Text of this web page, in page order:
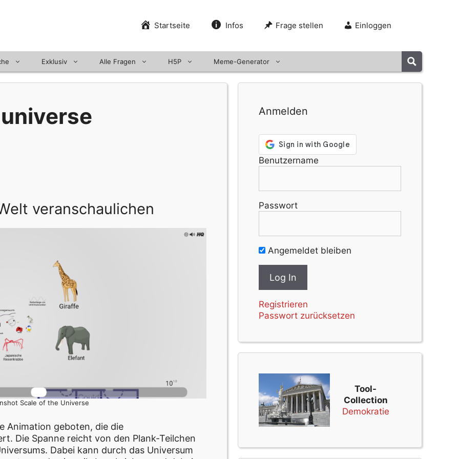
Startseite Infos Frage stellen Einloggen
Exklusiv Alle Fragen H5P Meme-Generator
veranschaulichen
Scale of the Universe
Animation geboten, die die
Die Spanne reicht von den Plank-Teilchen
Dabei kann durch das Universum
Anmelden
Benutzername
Passwort
Angemeldet bleiben
Registrieren
Passwort zurücksetzen
Tool-
Collection
Demokratie